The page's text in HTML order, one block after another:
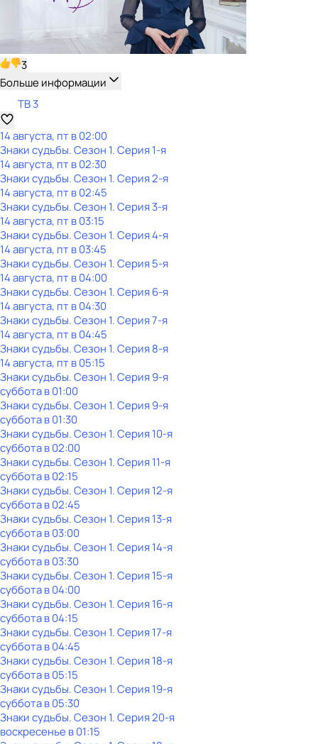
3
Больше информации
ТВ 3
14 августа, пт в 02:00
Знаки судьбы. Сезон 1. Серия 1-я
14 августа, пт в 02:30
Знаки судьбы. Сезон 1. Серия 2-я
14 августа, пт в 02:45
Знаки судьбы. Сезон 1. Серия 3-я
14 августа, пт в 03:15
Знаки судьбы. Сезон 1. Серия 4-я
14 августа, пт в 03:45
Знаки судьбы. Сезон 1. Серия 5-я
14 августа, пт в 04:00
Знаки судьбы. Сезон 1. Серия 6-я
14 августа, пт в 04:30
Знаки судьбы. Сезон 1. Серия 7-я
14 августа, пт в 04:45
Знаки судьбы. Сезон 1. Серия 8-я
14 августа, пт в 05:15
Знаки судьбы. Сезон 1. Серия 9-я
субботав01:00
Знаки судьбы. Сезон 1. Серия 9-я
субботав01:30
Знаки судьбы. Сезон 1. Серия 10-я
субботав02:00
Знаки судьбы. Сезон 1. Серия 11-я
субботав02:15
Знаки судьбы. Сезон 1. Серия 12-я
субботав02:45
Знаки судьбы. Сезон 1. Серия 13-я
субботав03:00
Знаки судьбы. Сезон 1. Серия 14-я
субботав03:30
Знаки судьбы. Сезон 1. Серия 15-я
субботав04:00
Знаки судьбы. Сезон 1. Серия 16-я
субботав04:15
Знаки судьбы. Сезон 1. Серия 17-я
субботав04:45
Знаки судьбы. Сезон 1. Серия 18-я
субботав05:15
Знаки судьбы. Сезон 1. Серия 19-я
субботав05:30
Знаки судьбы. Сезон 1. Серия 20-я
воскресенье в01:15